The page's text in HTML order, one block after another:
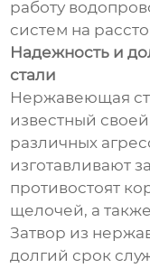
работу
систем на
Надежность и
стали
Нержавеющая
известный
различных
изготавливают
противостоят
щелочей, а
Затвор из
долгий срок